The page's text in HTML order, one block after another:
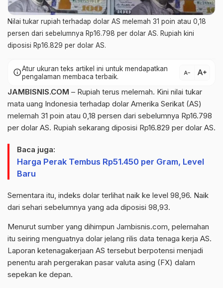
Nilai tukar rupiah terhadap dolar AS melemah 31 poin atau 0,18
persen dari sebelumnya Rp16.798 per dolar AS. Rupiah kini
diposisi Rp16.829 per dolar AS.
infoAtur ukuran teks artikel ini untuk mendapatkan
pengalaman membaca terbaik.
text_decrease text_increase
JAMBISNIS.COM – Rupiah terus melemah. Kini nilai tukar
mata uang Indonesia terhadap dolar Amerika Serikat (AS)
melemah 31 poin atau 0,18 persen dari sebelumnya Rp16.798
per dolar AS. Rupiah sekarang diposisi Rp16.829 per dolar AS.
Baca juga:
Harga Perak Tembus Rp51.450 per Gram, Level
Baru
Sementara itu, indeks dolar terlihat naik ke level 98,96. Naik
dari sehari sebelumnya yang ada diposisi 98,93.
Menurut sumber yang dihimpun Jambisnis.com, pelemahan
itu seiring menguatnya dolar jelang rilis data tenaga kerja AS.
Laporan ketenagakerjaan AS tersebut berpotensi menjadi
penentu arah pergerakan pasar valuta asing (FX) dalam
sepekan ke depan.